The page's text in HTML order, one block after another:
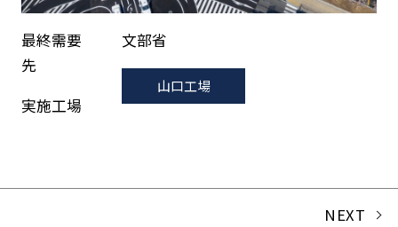
最終需要
先
文部省
実施工場
山口工場
NEXT